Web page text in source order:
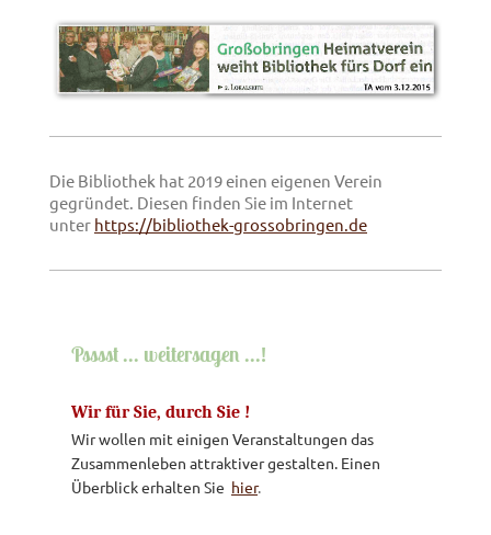
Die Bibliothek hat 2019 einen eigenen Verein
gegründet. Diesen finden Sie im Internet
unter https://bibliothek-grossobringen.de
Psssst ... weitersagen ...!
Wir für Sie, durch Sie !
Wir wollen mit einigen Veranstaltungen das
Zusammenleben attraktiver gestalten. Einen
Überblick erhalten Sie hier.